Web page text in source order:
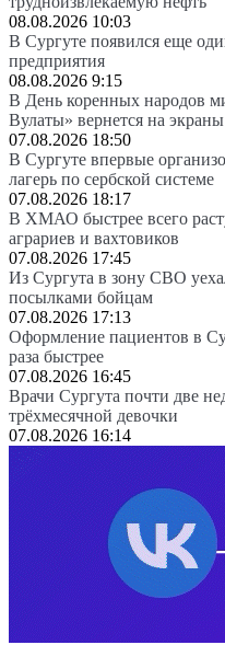
08.08.2026 10:03
В Сургуте появился еще
предприятия
08.08.2026 9:15
В День коренных народов
Вулаты» вернется на экраны
07.08.2026 18:50
В Сургуте впервые
лагерь по сербской системе
07.08.2026 18:17
В ХМАО быстрее всего
аграриев и вахтовиков
07.08.2026 17:45
Из Сургута в зону СВО
посылками бойцам
07.08.2026 17:13
Оформление пациентов в
раза быстрее
07.08.2026 16:45
Врачи Сургута почти две
трёхмесячной девочки
07.08.2026 16:14